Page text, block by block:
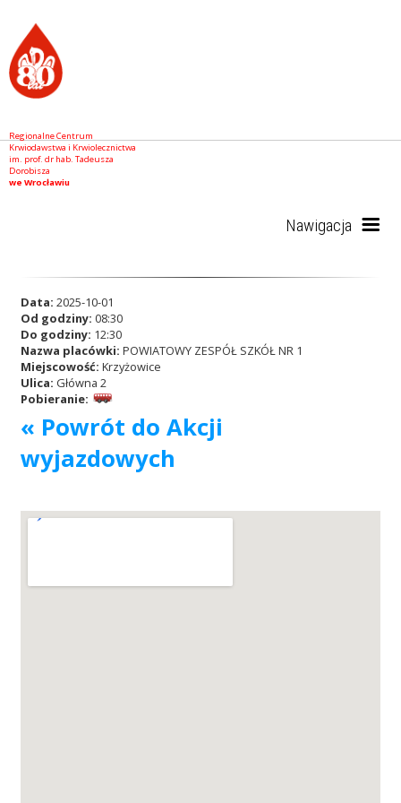
Regionalne Centrum
Krwiodawstwa i Krwiolecznictwa
im. prof. dr hab. Tadeusza
Dorobisza
we Wrocławiu
Nawigacja
RCKiK
Akcje wyjazdowe
Krwiodawcy
Szpitale
Data: 2025-10-01
Od godziny: 08:30
Do godziny: 12:30
Nazwa placówki: POWIATOWY ZESPÓŁ SZKÓŁ NR 1
Miejscowość: Krzyżowice
Ulica: Główna 2
Pobieranie:
« Powrót do Akcji
wyjazdowych